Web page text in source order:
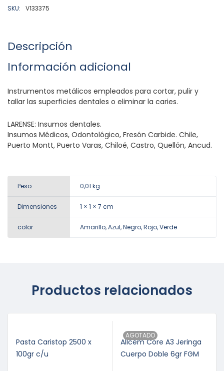
SKU:
V133375
Descripción
Información adicional
Instrumentos metálicos empleados para cortar, pulir y
tallar las superficies dentales o eliminar la caries.
LARENSE: Insumos dentales.
Insumos Médicos, Odontológico, Fresón Carbide. Chile,
Puerto Montt, Puerto Varas, Chiloé, Castro, Quellón, Ancud.
Peso 0,01 kg
Dimensiones 1 × 1 × 7 cm
color Amarillo, Azul, Negro, Rojo, Verde
Productos relacionados
Pasta Caristop 2500 x
100gr c/u
AGOTADO
Allcem Core A3 Jeringa
Cuerpo Doble 6gr FGM